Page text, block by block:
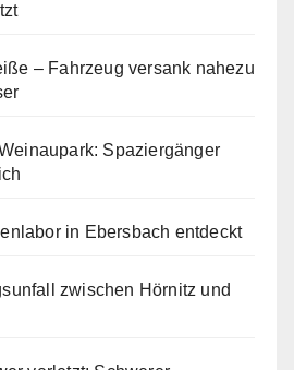
– Fahrzeug versank nahezu
Spaziergänger
in Ebersbach entdeckt
zwischen Hörnitz und